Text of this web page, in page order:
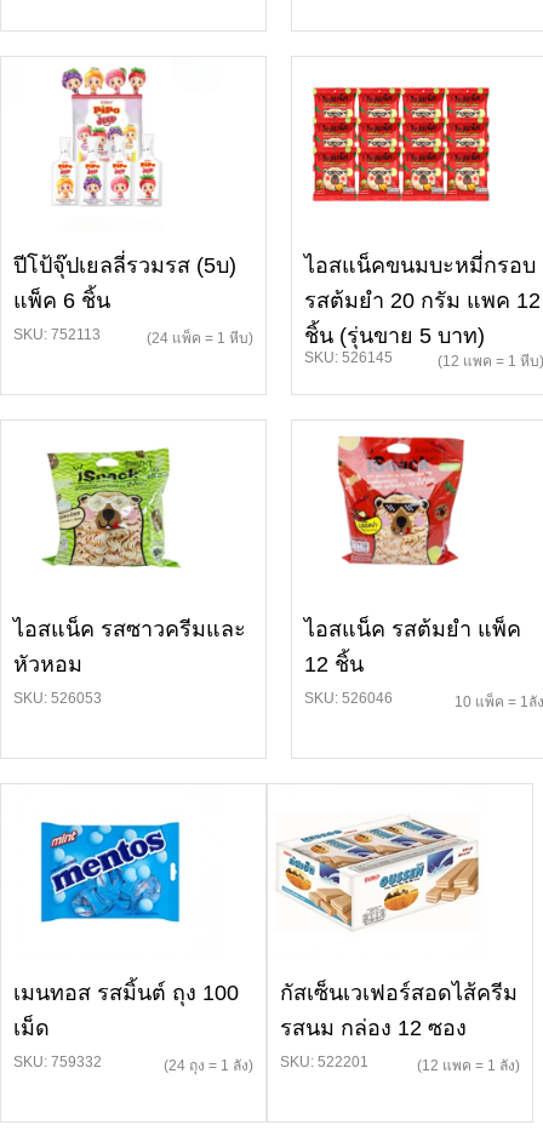
ปีโป้จุ๊ปเยลลี่รวมรส (5บ)
แพ็ค 6 ชิ้น
SKU: 752113 (24 แพ็ค = 1 หีบ)
ไอสแน็คขนมบะหมี่กรอบ
รสต้มยำ 20 กรัม แพค 12
ชิ้น (รุ่นขาย 5 บาท)
SKU: 526145 (12 แพค = 1 หีบ)
ไอสแน็ค รสซาวครีมและ
หัวหอม
SKU: 526053
ไอสแน็ค รสต้มยำ แพ็ค
12 ชิ้น
SKU: 526046 10 แพ็ค = 1ลัง
เมนทอส รสมิ้นต์ ถุง 100
เม็ด
SKU: 759332 (24 ถุง = 1 ลัง)
กัสเซ็นเวเฟอร์สอดไส้ครีม
รสนม กล่อง 12 ซอง
SKU: 522201 (12 แพค = 1 ลัง)